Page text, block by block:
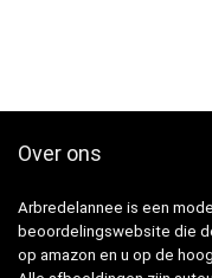
Over ons
Arbredelannee is een
beoordelingswebsite die
op amazon en u op de